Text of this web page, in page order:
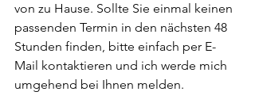
von zu Hause. Sollte Sie einmal keinen
passenden Termin in den nächsten 48
Stunden finden, bitte einfach per E-
Mail kontaktieren und ich werde mich
umgehend bei Ihnen melden.